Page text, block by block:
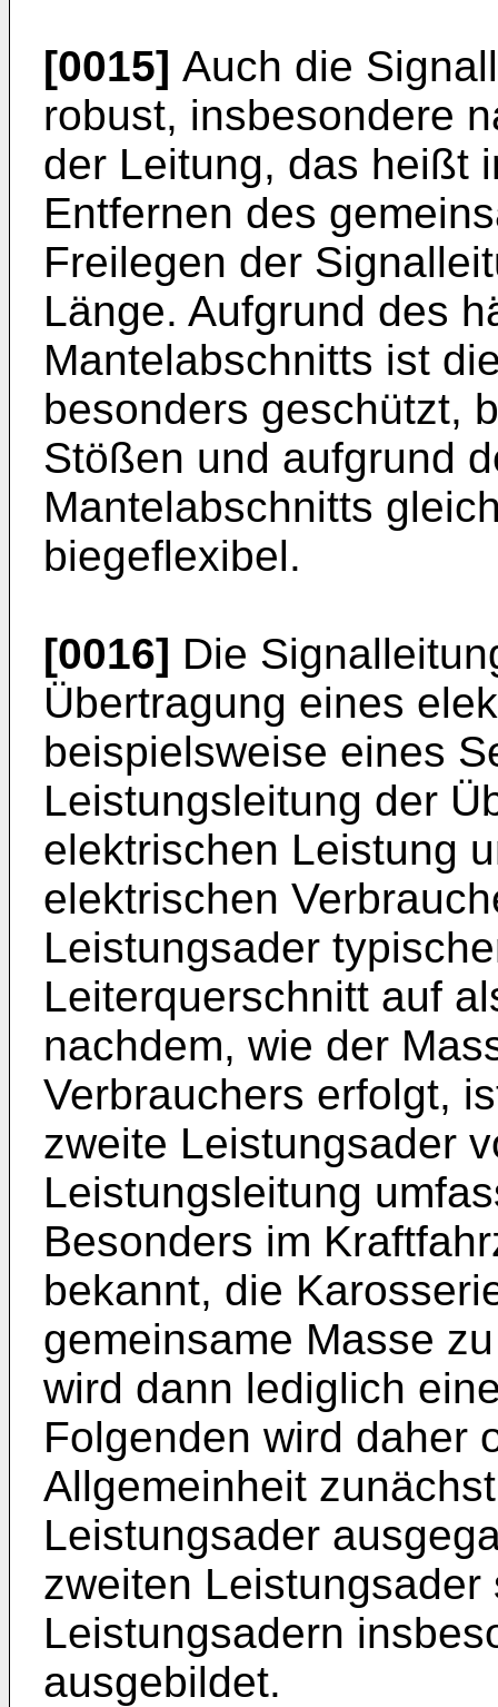
[0015] Auch die
robust, insbesondere
der Leitung, das heißt
Entfernen des
Freilegen der
Länge. Aufgrund des
Mantelabschnitts ist
besonders geschützt,
Stößen und aufgrund
Mantelabschnitts
biegeflexibel.
[0016] Die
Übertragung eines
beispielsweise eines
Leistungsleitung der
elektrischen Leistung
elektrischen
Leistungsader
Leiterquerschnitt auf
nachdem, wie der
Verbrauchers erfolgt,
zweite Leistungsader
Leistungsleitung
Besonders im
bekannt, die
gemeinsame Masse
wird dann lediglich
Folgenden wird daher
Allgemeinheit
Leistungsader
zweiten
Leistungsadern
ausgebildet.